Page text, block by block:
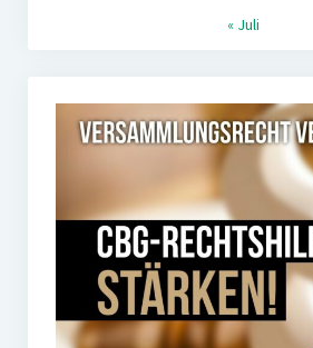
« Juli